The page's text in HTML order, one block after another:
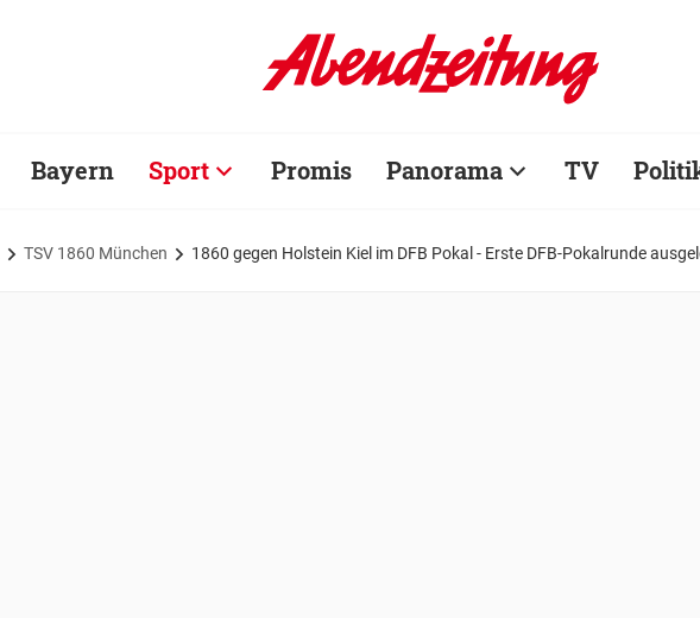
Bayern Sport Promis Panorama TV
TSV 1860 München 1860 gegen Holstein Kiel im DFB Pokal - Erste DFB-Pokalrunde